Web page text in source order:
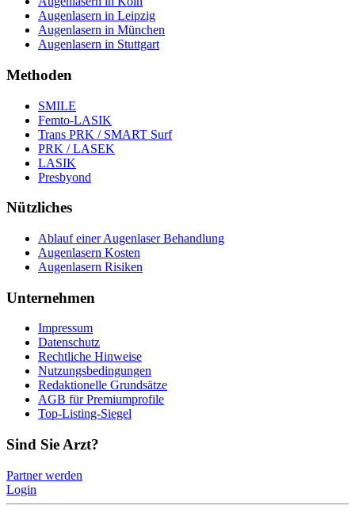
Augenlasern in Leipzig
Augenlasern in München
Augenlasern in Stuttgart
Methoden
SMILE
Femto-LASIK
Trans PRK / SMART Surf
PRK / LASEK
LASIK
Presbyond
Nützliches
Ablauf einer Augenlaser Behandlung
Augenlasern Kosten
Augenlasern Risiken
Unternehmen
Impressum
Datenschutz
Rechtliche Hinweise
Nutzungsbedingungen
Redaktionelle Grundsätze
AGB für Premiumprofile
Top-Listing-Siegel
Sind Sie Arzt?
Partner werden
Login